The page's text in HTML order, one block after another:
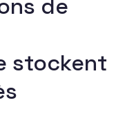
de
stockent